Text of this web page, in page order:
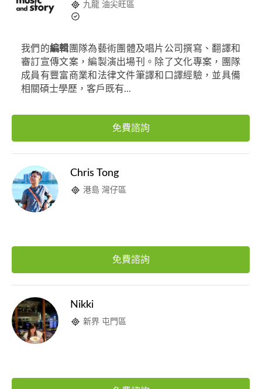
九龍 油尖旺區
我們的編輯 團隊為藝術團體及唱片公司撰寫、翻譯和
審訂宣傳文案，編製演出場刊。除了文化專案，團隊
成員有豐富商業和法律文件筆譯和口譯經驗，並具備
相關碩士學歷，客戶既有...
免費諮詢
Chris Tong
港島 灣仔區
免費諮詢
Nikki
新界 屯門區